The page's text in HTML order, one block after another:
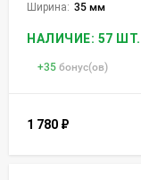
Ширина: 35 мм
НАЛИЧИЕ: 57 ШТ.
+35 бонус(ов)
1 780 ₽